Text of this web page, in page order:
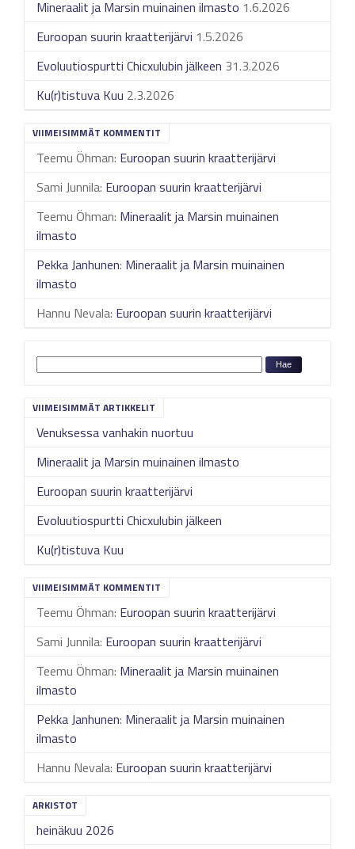
Mineraalit ja Marsin muinainen ilmasto 1.6.2026
Euroopan suurin kraatterijärvi 1.5.2026
Evoluutiospurtti Chicxulubin jälkeen 31.3.2026
Ku(r)tistuva Kuu 2.3.2026
VIIMEISIMMÄT KOMMENTIT
Teemu Öhman: Euroopan suurin kraatterijärvi
Sami Junnila: Euroopan suurin kraatterijärvi
Teemu Öhman: Mineraalit ja Marsin muinainen
ilmasto
Pekka Janhunen: Mineraalit ja Marsin muinainen
ilmasto
Hannu Nevala: Euroopan suurin kraatterijärvi
VIIMEISIMMÄT ARTIKKELIT
Venuksessa vanhakin nuortuu
Mineraalit ja Marsin muinainen ilmasto
Euroopan suurin kraatterijärvi
Evoluutiospurtti Chicxulubin jälkeen
Ku(r)tistuva Kuu
VIIMEISIMMÄT KOMMENTIT
Teemu Öhman: Euroopan suurin kraatterijärvi
Sami Junnila: Euroopan suurin kraatterijärvi
Teemu Öhman: Mineraalit ja Marsin muinainen
ilmasto
Pekka Janhunen: Mineraalit ja Marsin muinainen
ilmasto
Hannu Nevala: Euroopan suurin kraatterijärvi
ARKISTOT
heinäkuu 2026